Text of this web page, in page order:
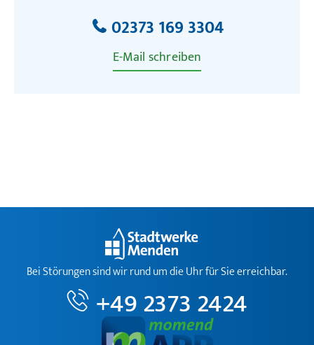
02373 169 3304
E-Mail schreiben
Bei Störungen sind wir rund um die Uhr für Sie erreichbar.
+49 2373 2424